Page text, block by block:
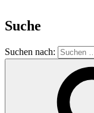
Suche
Suchen nach: